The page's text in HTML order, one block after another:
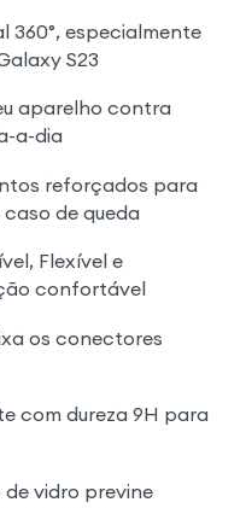
360°, especialmente
S23
aparelho contra
a-dia
reforçados para
de queda
Flexível e
confortável
os conectores
com dureza 9H para
vidro previne